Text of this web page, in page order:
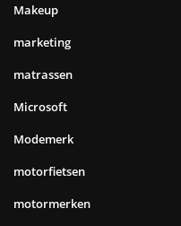
Makeup
marketing
matrassen
Microsoft
Modemerk
motorfietsen
motormerken